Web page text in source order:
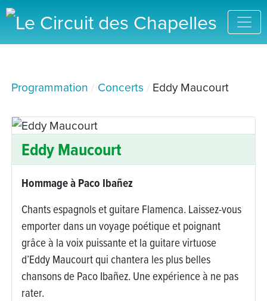
Programmation Concerts Eddy Maucourt
Eddy Maucourt
Hommage à Paco Ibañez
Chants espagnols et guitare Flamenca. Laissez-vous
emporter dans un voyage poétique et poignant
grâce à la voix puissante et la guitare virtuose
d’Eddy Maucourt qui chantera les plus belles
chansons de Paco Ibañez. Une expérience à ne pas
rater.